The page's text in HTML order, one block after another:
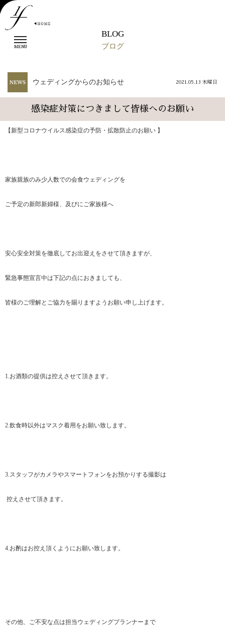
t
o
e
g
n
MENU
BLOG
ブログ
ウェディングからのお知らせ 2021.05.13 木曜日
感染症対策につきまして皆様へのお願い
【新型コロナウイルス感染症の予防・拡散防止のお願い 】
家族親族のみ少人数での会食ウェディングを
ご予定の新郎新婦様、及びにご家族様へ
安心安全対策を徹底してお出迎えをさせて頂きますが、
緊急事態宣言中は下記の点におきましても、
皆様のご理解とご協力を賜りますようお願い申し上げます。
1.お酒類の提供は控えさせて頂きます。
2.飲食時以外はマスク着用をお願い致します。
3.スタッフがカメラやスマートフォンをお預かりする撮影は
控えさせて頂きます。
4.お酌はお控え頂くようにお願い致します。
その他、ご不安な点は担当ウェディングプランナーまで